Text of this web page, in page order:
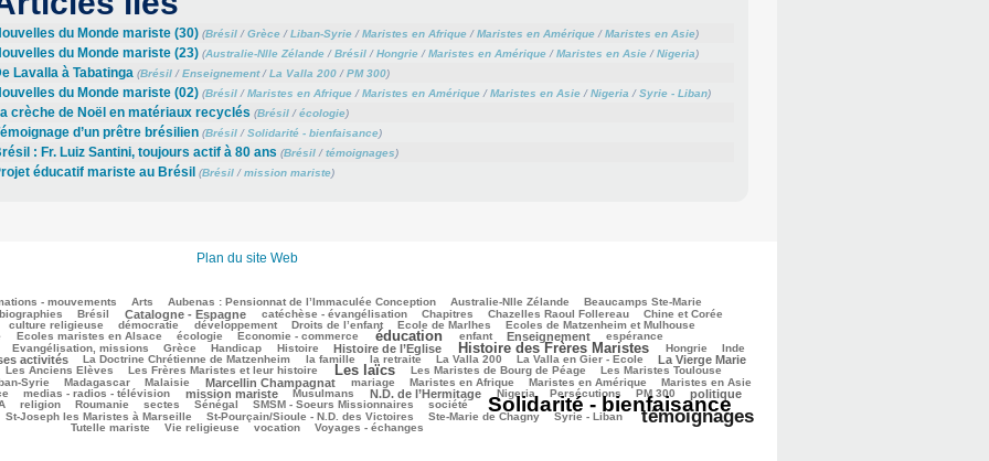
du Monde mariste (30) (Brésil/Grèce/Liban-Syrie/Maristes en Afrique/Maristes en Amérique/Maristes en Asie)
du Monde mariste (23) (Australie-Nlle Zélande/Brésil/Hongrie/Maristes en Amérique/Maristes en Asie/Nigeria)
Lavalla à Tabatinga (Brésil/Enseignement/La Valla 200/PM 300)
du Monde mariste (02) (Brésil/Maristes en Afrique/Maristes en Amérique/Maristes en Asie/Nigeria /Syrie - Liban)
crèche de Noël en matériaux recyclés (Brésil/écologie)
d’un prêtre brésilien (Brésil/Solidarité - bienfaisance)
: Fr. Luiz Santini, toujours actif à 80 ans (Brésil/témoignages)
éducatif mariste au Brésil (Brésil/mission mariste)
Plan du site Web
- mouvements Arts Aubenas : Pensionnat de l’Immaculée Conception Australie-Nlle Zélande
Beaucamps Ste-Marie
biographies
Brésil Catalogne - Espagne catéchèse - évangélisation Chapitres Chazelles Raoul Follereau
Chine et Corée
culture religieuse
démocratie développement Droits de l’enfant Ecole de Marlhes Ecoles de Matzenheim et Mulhouse
Ecoles maristes en Alsace écologie Economie - commerce éducation enfant Enseignement
espérance
Evangélisation, missions
Grèce Handicap Histoire Histoire de l’Eglise Histoire des Frères Maristes Hongrie Inde
activités La Doctrine Chrétienne de Matzenheim la famille la retraite La Valla 200 La Valla en Gier - Ecole La Vierge Marie
Les Anciens Elèves Les Frères Maristes et leur histoire Les laïcs Les Maristes de Bourg de Péage
Les Maristes Toulouse
Syrie
Madagascar Malaisie Marcellin Champagnat mariage Maristes en Afrique Maristes en Amérique
Maristes en Asie
medias - radios - télévision mission mariste Musulmans N.D. de l’Hermitage Nigeria Persécutions PM 300 politique
religion Roumanie sectes Sénégal SMSM - Soeurs Missionnaires société Solidarité - bienfaisance
St-Joseph les Maristes à Marseille St-Pourçain/Sioule - N.D. des Victoires Ste-Marie de Chagny Syrie - Liban témoignages
Tutelle mariste Vie religieuse vocation Voyages - échanges